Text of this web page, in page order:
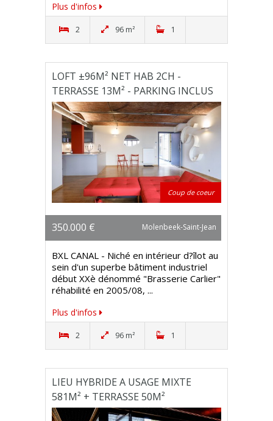
Plus d'infos
2 96 m² 1
LOFT ±96M² NET HAB 2CH -
TERRASSE 13M² - PARKING INCLUS
Coup de coeur
350.000 € Molenbeek-Saint-Jean
BXL CANAL - Niché en intérieur d?îlot au
sein d'un superbe bâtiment industriel
début XXè dénommé "Brasserie Carlier"
réhabilité en 2005/08, ...
Plus d'infos
2 96 m² 1
LIEU HYBRIDE A USAGE MIXTE
581M² + TERRASSE 50M²